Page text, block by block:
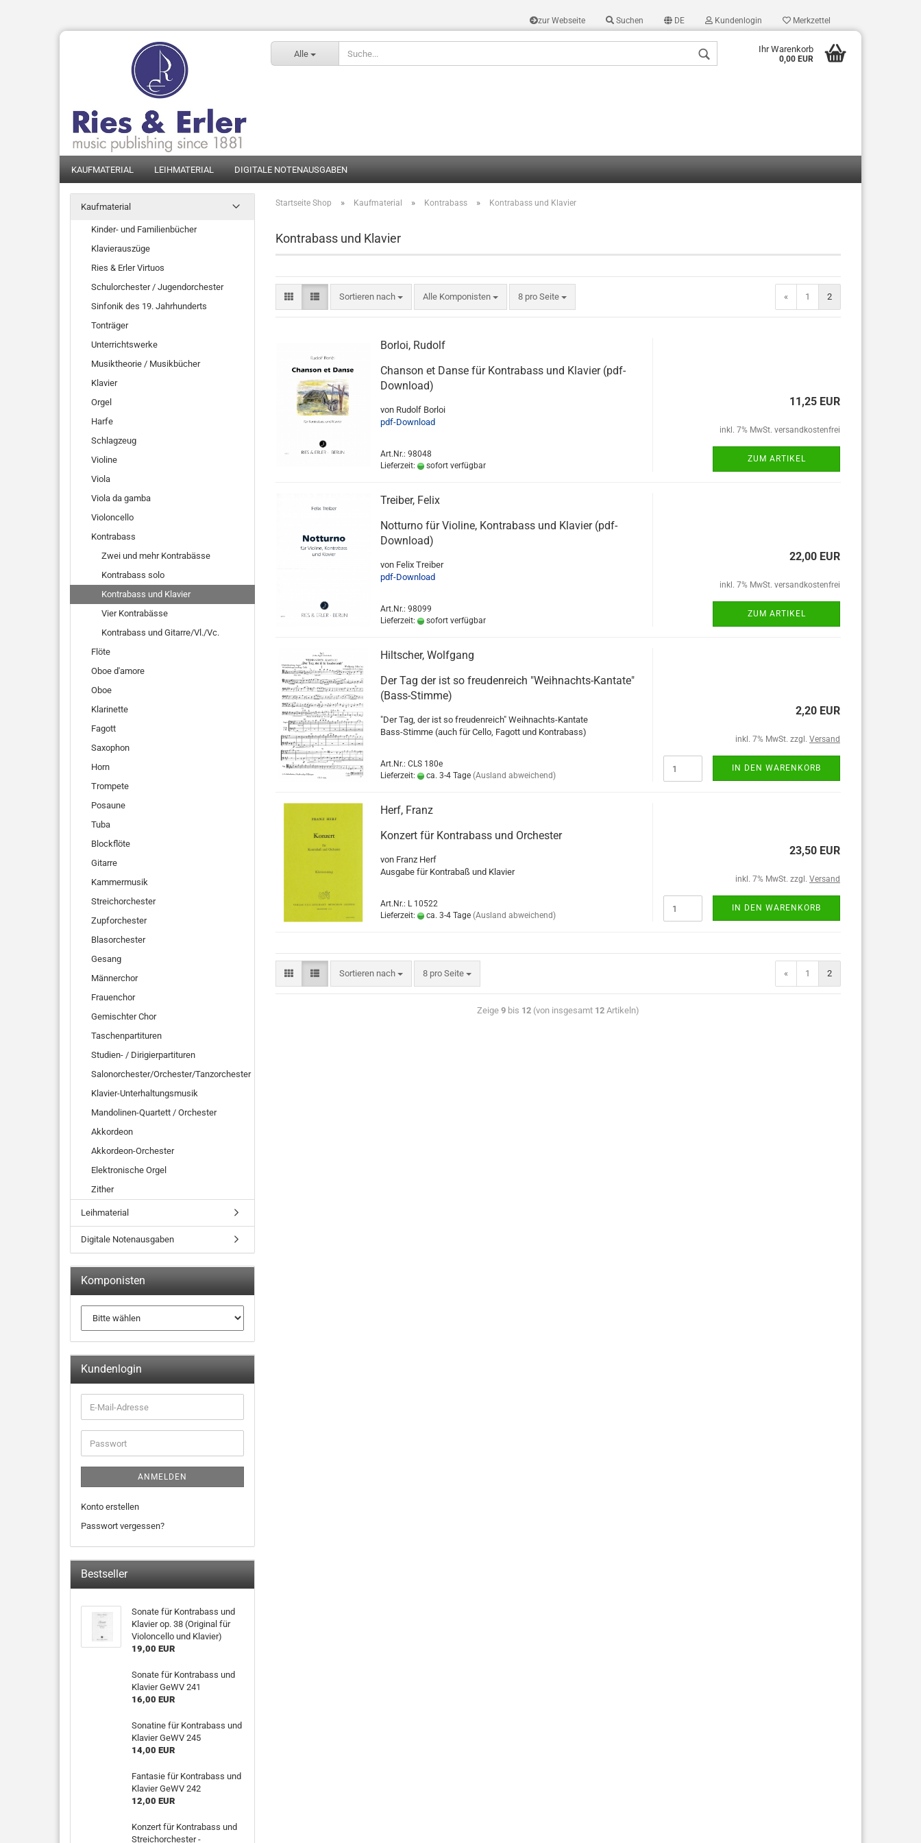
zur Webseite Suchen DE Kundenlogin Merkzettel
Alle Ihr Warenkorb
0,00 EUR
KAUFMATERIAL LEIHMATERIAL DIGITALE NOTENAUSGABEN
Startseite Shop » Kaufmaterial » Kontrabass » Kontrabass und Klavier
Kontrabass und Klavier
Sortieren nach Alle Komponisten 8 pro Seite « 1 2
Borloi, Rudolf
Chanson et Danse für Kontrabass und Klavier (pdf-
Download)
von Rudolf Borloi
pdf-Download
Art.Nr.: 98048
Lieferzeit:
sofort verfügbar
11,25 EUR
inkl. 7% MwSt. versandkostenfrei
ZUM ARTIKEL
Treiber, Felix
Notturno für Violine, Kontrabass und Klavier (pdf-
Download)
von Felix Treiber
pdf-Download
Art.Nr.: 98099
Lieferzeit:
sofort verfügbar
22,00 EUR
inkl. 7% MwSt. versandkostenfrei
ZUM ARTIKEL
Hiltscher, Wolfgang
Der Tag der ist so freudenreich "Weihnachts-Kantate"
(Bass-Stimme)
"Der Tag, der ist so freudenreich" Weihnachts-Kantate
Bass-Stimme (auch für Cello, Fagott und Kontrabass)
Art.Nr.: CLS 180e
Lieferzeit:
ca. 3-4 Tage (Ausland abweichend)
2,20 EUR
inkl. 7% MwSt. zzgl. Versand
IN DEN WARENKORB
Herf, Franz
Konzert für Kontrabass und Orchester
von Franz Herf
Ausgabe für Kontrabaß und Klavier
Art.Nr.: L 10522
Lieferzeit:
ca. 3-4 Tage (Ausland abweichend)
23,50 EUR
inkl. 7% MwSt. zzgl. Versand
IN DEN WARENKORB
Sortieren nach 8 pro Seite « 1 2
Zeige 9 bis 12 (von insgesamt 12 Artikeln)
Kaufmaterial
Kinder- und Familienbücher
Klavierauszüge
Ries & Erler Virtuos
Schulorchester / Jugendorchester
Sinfonik des 19. Jahrhunderts
Tonträger
Unterrichtswerke
Musiktheorie / Musikbücher
Klavier
Orgel
Harfe
Schlagzeug
Violine
Viola
Viola da gamba
Violoncello
Kontrabass
Zwei und mehr Kontrabässe
Kontrabass solo
Kontrabass und Klavier
Vier Kontrabässe
Kontrabass und Gitarre/Vl./Vc.
Flöte
Oboe d'amore
Oboe
Klarinette
Fagott
Saxophon
Horn
Trompete
Posaune
Tuba
Blockflöte
Gitarre
Kammermusik
Streichorchester
Zupforchester
Blasorchester
Gesang
Männerchor
Frauenchor
Gemischter Chor
Taschenpartituren
Studien- / Dirigierpartituren
Salonorchester/Orchester/Tanzorchester
Klavier-Unterhaltungsmusik
Mandolinen-Quartett / Orchester
Akkordeon
Akkordeon-Orchester
Elektronische Orgel
Zither
Leihmaterial
Digitale Notenausgaben
Komponisten
Kundenlogin
ANMELDEN
Konto erstellen
Passwort vergessen?
Bestseller
Sonate für Kontrabass und
Klavier op. 38 (Original für
Violoncello und Klavier)
19,00 EUR
Sonate für Kontrabass und
Klavier GeWV 241
16,00 EUR
Sonatine für Kontrabass und
Klavier GeWV 245
14,00 EUR
Fantasie für Kontrabass und
Klavier GeWV 242
12,00 EUR
Konzert für Kontrabass und
Streichorchester -